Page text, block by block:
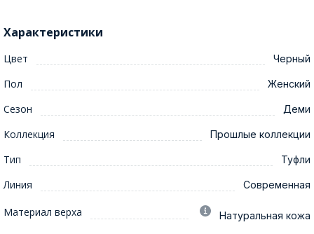
Характеристики
Цвет Черный
Пол Женский
Сезон Деми
Коллекция Прошлые коллекции
Тип Туфли
Линия Современная
Материал верха Натуральная кожа